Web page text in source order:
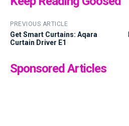
PREVIOUS ARTICLE
Get Smart Curtains: Aqara
Curtain Driver E1
Sponsored Articles